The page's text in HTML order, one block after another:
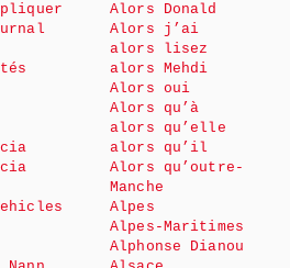
Alors Donald
Alors j’ai
alors lisez
alors Mehdi
Alors oui
Alors qu’à
alors qu’elle
alors qu’il
Alors qu’outre-
Manche
Alpes
Alpes-Maritimes
Alphonse Dianou